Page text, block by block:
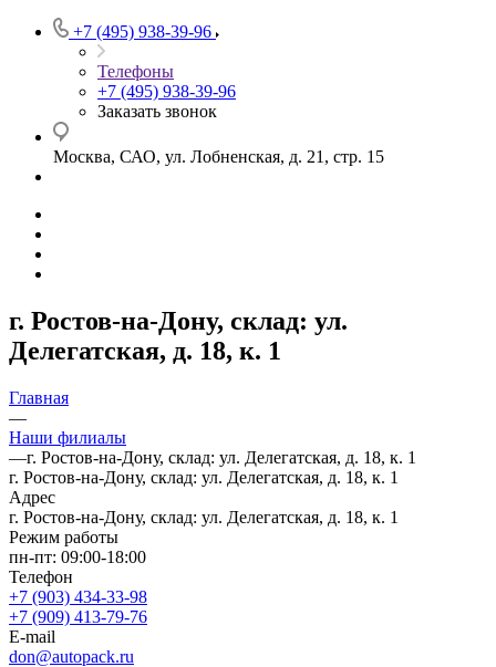
+7 (495) 938-39-96
Телефоны
+7 (495) 938-39-96
Заказать звонок
Москва, САО, ул. Лобненская, д. 21, стр. 15
г. Ростов-на-Дону, склад: ул.
Делегатская, д. 18, к. 1
Главная
—
Наши филиалы
—г. Ростов-на-Дону, склад: ул. Делегатская, д. 18, к. 1
г. Ростов-на-Дону, склад: ул. Делегатская, д. 18, к. 1
Адрес
г. Ростов-на-Дону, склад: ул. Делегатская, д. 18, к. 1
Режим работы
пн-пт: 09:00-18:00
Телефон
+7 (903) 434-33-98
+7 (909) 413-79-76
E-mail
don@autopack.ru